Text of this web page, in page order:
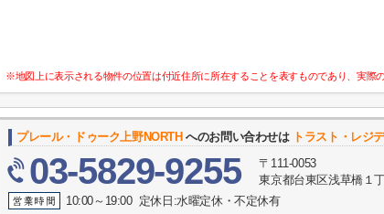
※地図上に表示される物件の位置は付近住所に所在することを表すものであり、実際
プレール・ドゥーク上野NORTH へのお問い合わせは トラスト・レジ
03-5829-9255
〒111-0053
東京都台東区浅草橋１
10:00～19:00 定休日:水曜定休・不定休有